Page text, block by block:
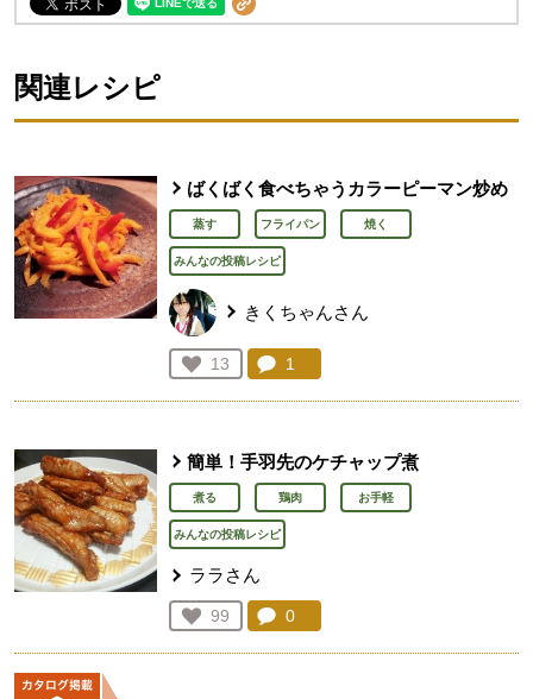
関連レシピ
ばくばく食べちゃうカラーピーマン炒め
蒸す フライパン 焼く
みんなの投稿レシピ
きくちゃんさん
お気に入り登録：
13
人が登録
コメント：
1
簡単！手羽先のケチャップ煮
煮る 鶏肉 お手軽
みんなの投稿レシピ
ララさん
お気に入り登録：
99
人が登録
コメント：
0